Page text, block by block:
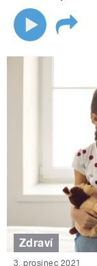
Zdraví
3. prosinec 2021